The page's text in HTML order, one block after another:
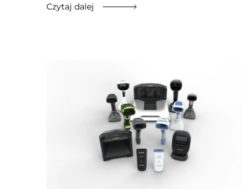
Czytaj dalej